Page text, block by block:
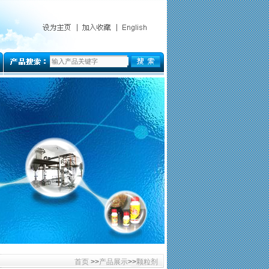
首页>>产品展示>>颗粒剂